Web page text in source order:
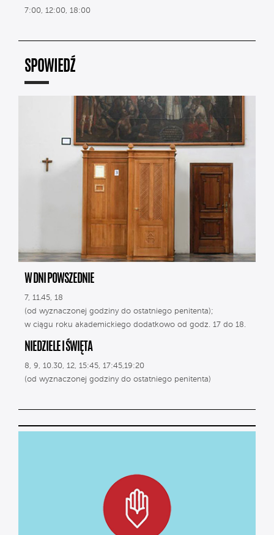
7:00, 12:00, 18:00
SPOWIEDŹ
W DNI POWSZEDNIE
7, 11.45, 18
(od wyznaczonej godziny do ostatniego penitenta);
w ciągu roku akademickiego dodatkowo od godz. 17 do 18.
NIEDZIELE I ŚWIĘTA
8, 9, 10.30, 12, 15:45, 17:45,19:20
(od wyznaczonej godziny do ostatniego penitenta)